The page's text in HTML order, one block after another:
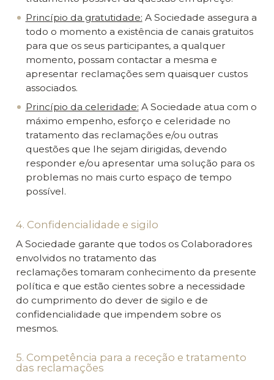
Princípio da gratutidade: A Sociedade assegura a
todo o momento a existência de canais gratuitos
para que os seus participantes, a qualquer
momento, possam contactar a mesma e
apresentar reclamações sem quaisquer custos
associados.
Princípio da celeridade: A Sociedade atua com o
máximo empenho, esforço e celeridade no
tratamento das reclamações e/ou outras
questões que lhe sejam dirigidas, devendo
responder e/ou apresentar uma solução para os
problemas no mais curto espaço de tempo
possível.
4. Confidencialidade e sigilo
A Sociedade garante que todos os Colaboradores
envolvidos no tratamento das
reclamações tomaram conhecimento da presente
política e que estão cientes sobre a necessidade
do cumprimento do dever de sigilo e de
confidencialidade que impendem sobre os
mesmos.
5. Competência para a receção e tratamento
das reclamações